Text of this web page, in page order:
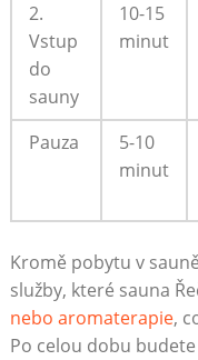
2.
Vstup
do
sauny
10-15
minut
Pauza
5-10
minut
Kromě pobytu v
služby, které sauna
nebo aromaterapie,
Po celou dobu